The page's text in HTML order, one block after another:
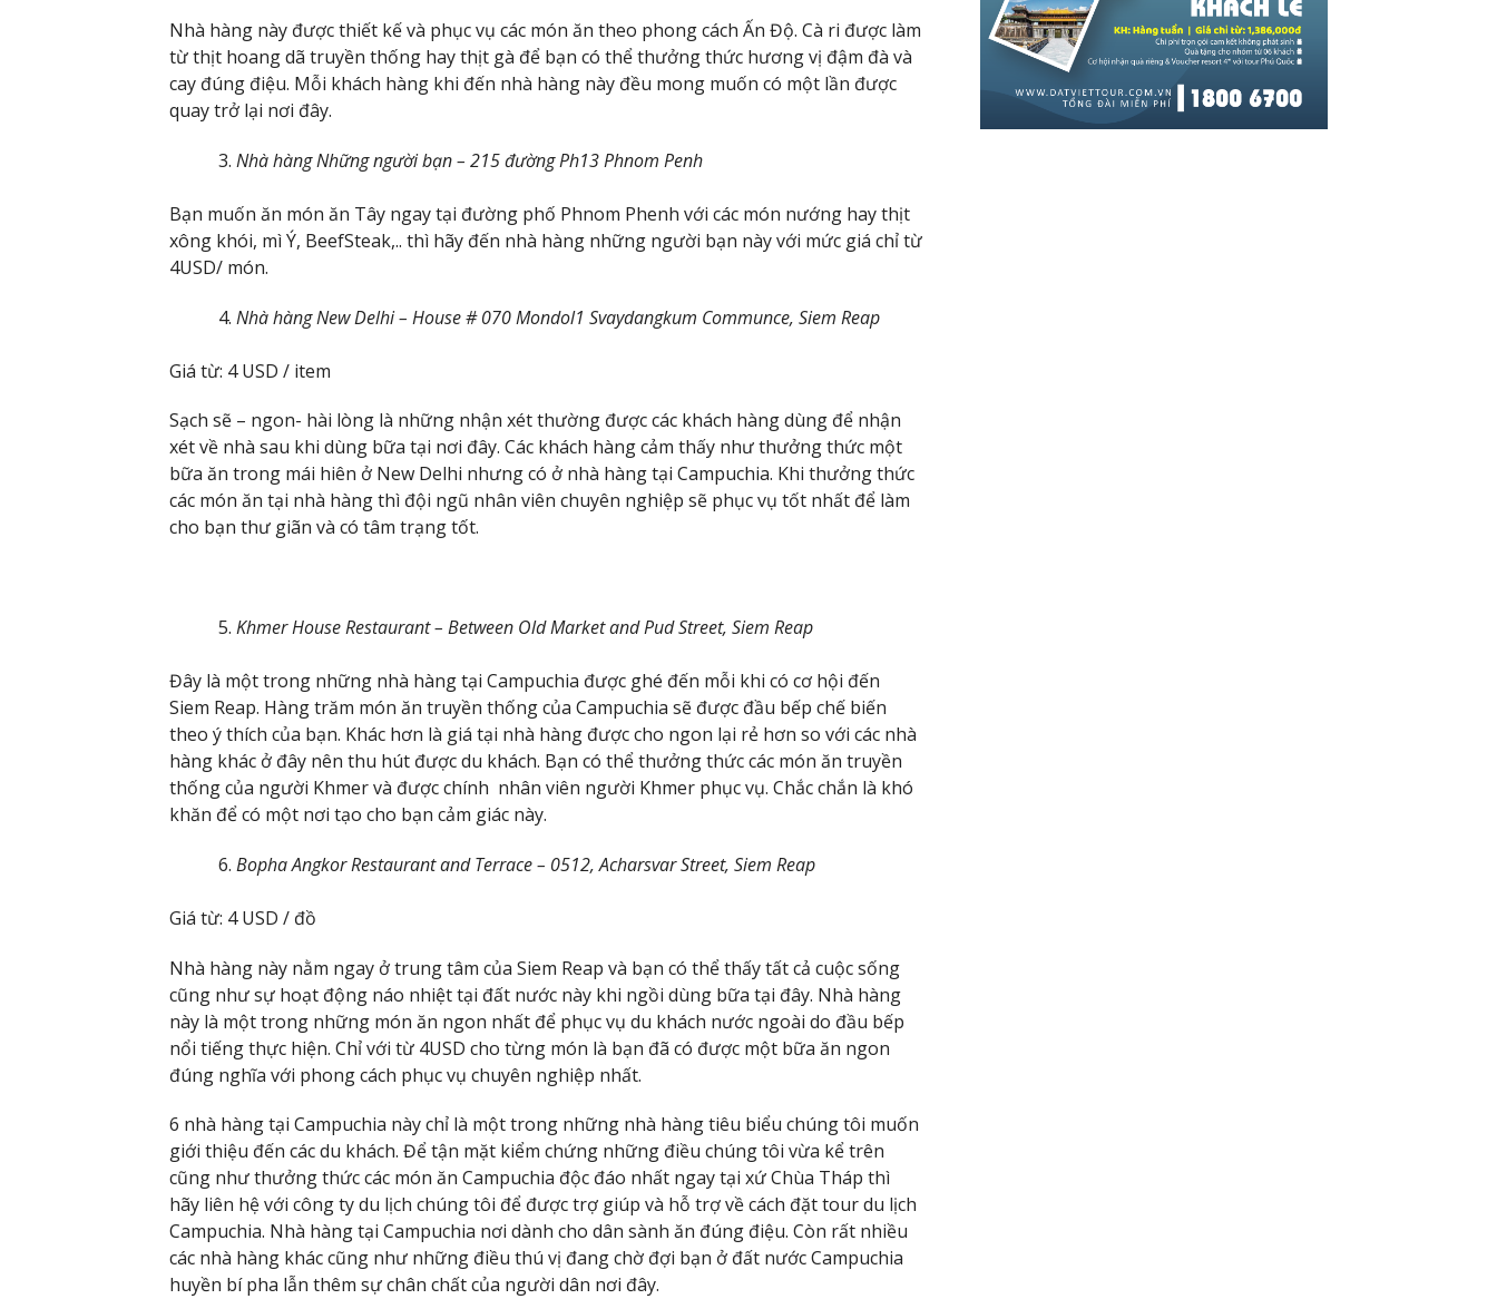
Nhà hàng này được thiết kế và phục vụ các món ăn theo phong cách Ấn Độ. Cà ri được làm
từ thịt hoang dã truyền thống hay thịt gà để bạn có thể thưởng thức hương vị đậm đà và
cay đúng điệu. Mỗi khách hàng khi đến nhà hàng này đều mong muốn có một lần được
quay trở lại nơi đây.
Nhà hàng Những người bạn – 215 đường Ph13 Phnom Penh
Bạn muốn ăn món ăn Tây ngay tại đường phố Phnom Phenh với các món nướng hay thịt
xông khói, mì Ý, BeefSteak,.. thì hãy đến nhà hàng những người bạn này với mức giá chỉ từ
4USD/ món.
Nhà hàng New Delhi – House # 070 Mondol1 Svaydangkum Communce, Siem Reap
Giá từ: 4 USD / item
Sạch sẽ – ngon- hài lòng là những nhận xét thường được các khách hàng dùng để nhận
xét về nhà sau khi dùng bữa tại nơi đây. Các khách hàng cảm thấy như thưởng thức một
bữa ăn trong mái hiên ở New Delhi nhưng có ở nhà hàng tại Campuchia. Khi thưởng thức
các món ăn tại nhà hàng thì đội ngũ nhân viên chuyên nghiệp sẽ phục vụ tốt nhất để làm
cho bạn thư giãn và có tâm trạng tốt.
Khmer House Restaurant – Between Old Market and Pud Street, Siem Reap
Đây là một trong những nhà hàng tại Campuchia được ghé đến mỗi khi có cơ hội đến
Siem Reap. Hàng trăm món ăn truyền thống của Campuchia sẽ được đầu bếp chế biến
theo ý thích của bạn. Khác hơn là giá tại nhà hàng được cho ngon lại rẻ hơn so với các nhà
hàng khác ở đây nên thu hút được du khách. Bạn có thể thưởng thức các món ăn truyền
thống của người Khmer và được chính nhân viên người Khmer phục vụ. Chắc chắn là khó
khăn để có một nơi tạo cho bạn cảm giác này.
Bopha Angkor Restaurant and Terrace – 0512, Acharsvar Street, Siem Reap
Giá từ: 4 USD / đồ
Nhà hàng này nằm ngay ở trung tâm của Siem Reap và bạn có thể thấy tất cả cuộc sống
cũng như sự hoạt động náo nhiệt tại đất nước này khi ngồi dùng bữa tại đây. Nhà hàng
này là một trong những món ăn ngon nhất để phục vụ du khách nước ngoài do đầu bếp
nổi tiếng thực hiện. Chỉ với từ 4USD cho từng món là bạn đã có được một bữa ăn ngon
đúng nghĩa với phong cách phục vụ chuyên nghiệp nhất.
6 nhà hàng tại Campuchia này chỉ là một trong những nhà hàng tiêu biểu chúng tôi muốn
giới thiệu đến các du khách. Để tận mặt kiểm chứng những điều chúng tôi vừa kể trên
cũng như thưởng thức các món ăn Campuchia độc đáo nhất ngay tại xứ Chùa Tháp thì
hãy liên hệ với công ty du lịch chúng tôi để được trợ giúp và hỗ trợ về cách đặt tour du lịch
Campuchia. Nhà hàng tại Campuchia nơi dành cho dân sành ăn đúng điệu. Còn rất nhiều
các nhà hàng khác cũng như những điều thú vị đang chờ đợi bạn ở đất nước Campuchia
huyền bí pha lẫn thêm sự chân chất của người dân nơi đây.